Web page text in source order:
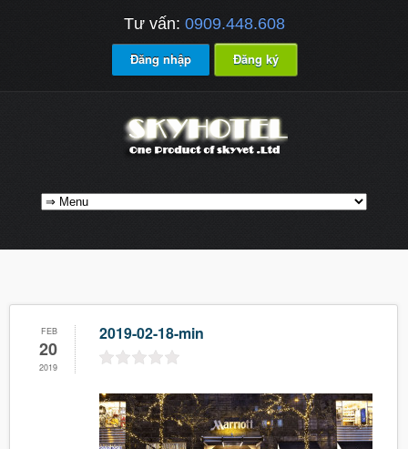
Tư vấn: 0909.448.608
Đăng nhập Đăng ký
FEB
20
2019
2019-02-18-min